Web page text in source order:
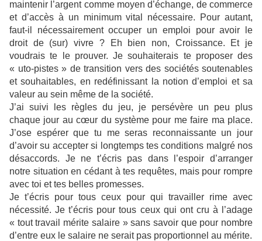
maintenir l’argent comme moyen d’échange, de commerce
et d’accès à un minimum vital nécessaire. Pour autant,
faut-il nécessairement occuper un emploi pour avoir le
droit de (sur) vivre ? Eh bien non, Croissance. Et je
voudrais te le prouver. Je souhaiterais te proposer des
« uto-pistes » de transition vers des sociétés soutenables
et souhaitables, en redéfinissant la notion d’emploi et sa
valeur au sein même de la société.
J’ai suivi les règles du jeu, je persévère un peu plus
chaque jour au cœur du système pour me faire ma place.
J’ose espérer que tu me seras reconnaissante un jour
d’avoir su accepter si longtemps tes conditions malgré nos
désaccords. Je ne t’écris pas dans l’espoir d’arranger
notre situation en cédant à tes requêtes, mais pour rompre
avec toi et tes belles promesses.
Je t’écris pour tous ceux pour qui travailler rime avec
nécessité. Je t’écris pour tous ceux qui ont cru à l’adage
« tout travail mérite salaire » sans savoir que pour nombre
d’entre eux le salaire ne serait pas proportionnel au mérite.